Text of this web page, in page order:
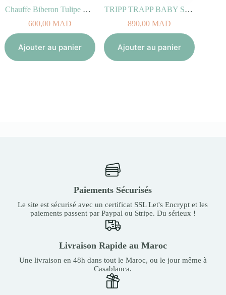
Chauffe Biberon Tulipe Cream
600,00MAD
Ajouter au panier
TRIPP TRAPP BABY SET blanc
890,00MAD
Ajouter au panier
Paiements Sécurisés
Le site est sécurisé avec un certificat SSL Let's Encrypt et les
paiements passent par Paypal ou Stripe. Du sérieux !
Livraison Rapide au Maroc
Une livraison en 48h dans tout le Maroc, ou le jour même à
Casablanca.